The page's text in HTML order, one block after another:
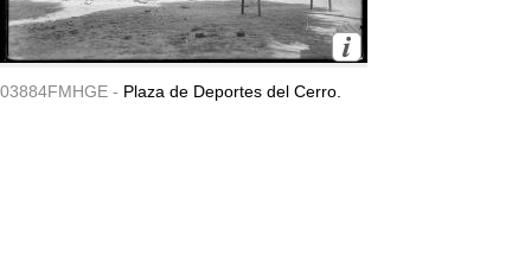
03884FMHGE - Plaza de Deportes del Cerro.